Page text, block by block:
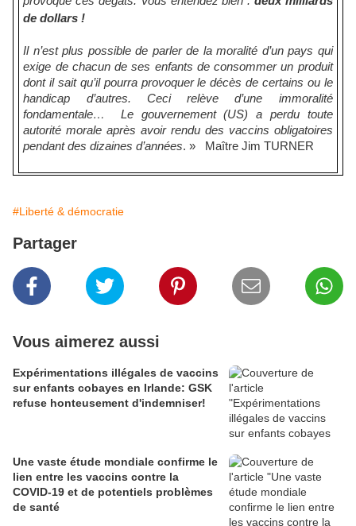
de dollars !
Il n’est plus possible de parler de la moralité d’un pays qui
exige de chacun de ses enfants de consommer un produit
dont il sait qu’il pourra provoquer le décès de certains ou le
handicap d’autres. Ceci relève d’une immoralité
fondamentale… Le gouvernement (US) a perdu toute
autorité morale après avoir rendu des vaccins obligatoires
pendant des dizaines d’années. » Maître Jim TURNER
#Liberté & démocratie
Partager
Vous aimerez aussi
Expérimentations illégales de vaccins
sur enfants cobayes en Irlande: GSK
refuse honteusement d'indemniser!
Une vaste étude mondiale confirme le
lien entre les vaccins contre la
COVID-19 et de potentiels problèmes
de santé